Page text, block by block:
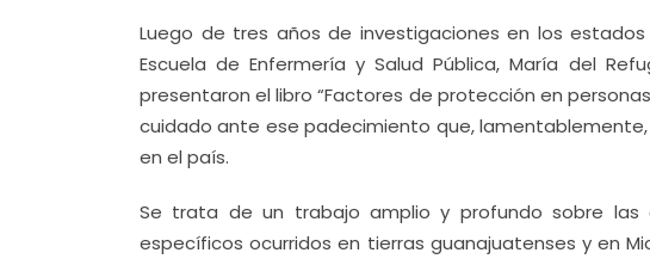
Luego de tres años de investigaciones en los
Escuela de Enfermería y Salud Pública, María del
presentaron el libro “Factores de protección en
cuidado ante ese padecimiento que,
en el país.
Se trata de un trabajo amplio y profundo sobre las
específicos ocurridos en tierras guanajuatenses y en